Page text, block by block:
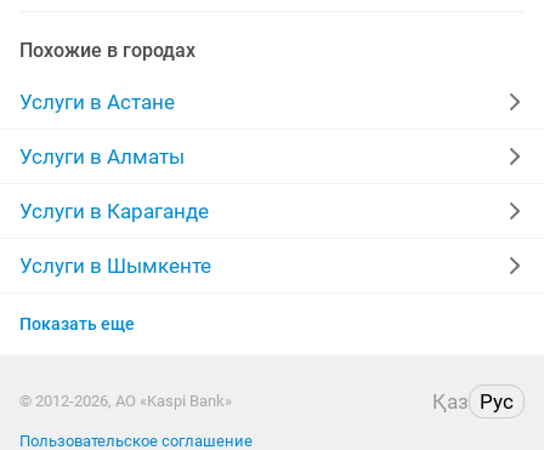
бесплатная юридическая консультация
входные двери
подготовка школе
такси межгород репетитор казахского языка
видеосъемка
Похожие в городах
Услуги в Астане
Услуги в Алматы
Услуги в Караганде
Услуги в Шымкенте
Услуги в Усть-Каменогорске
Услуги в Павлодаре
Показать еще
© 2012-2026, АО «Kaspi Bank» Қаз Рус
Пользовательское соглашение